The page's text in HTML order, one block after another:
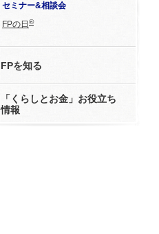
セミナー&相談会
FPの日 ®
FPを知る
「くらしとお金」お役立ち
情報